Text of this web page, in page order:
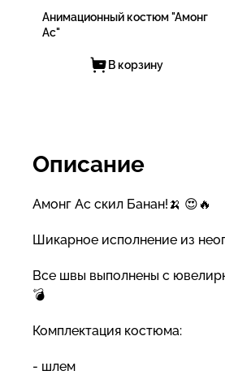
Анимационный костюм "Амонг
Ас"
В корзину
Описание
Амонг Ас скил Банан!🍌 😍🔥
Шикарное исполнение из
Все швы выполнены с
💣
Комплектация костюма:
- шлем